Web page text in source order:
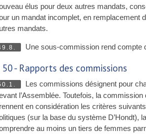
élus pour deux autres mandats,
un mandat incomplet, en remplacement
mandats.
Une sous-commission rend compte
- Rapports des commissions
Les commissions désignent pour
l’Assemblée. Toutefois, la
en considération les critères
(sur la base du système D’Hondt),
au moins un tiers de femmes